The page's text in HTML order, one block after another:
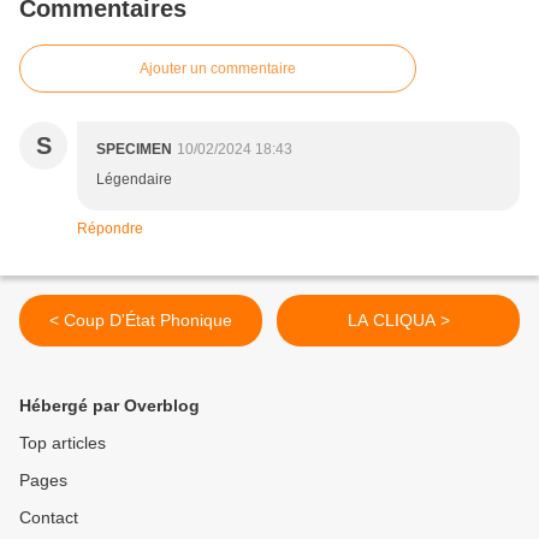
Commentaires
Ajouter un commentaire
S SPECIMEN 10/02/2024 18:43
Légendaire
Répondre
< Coup D'État Phonique LA CLIQUA >
Hébergé par Overblog
Top articles
Pages
Contact